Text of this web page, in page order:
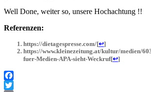
Well Done, weiter so, unsere Hochachtung !!
Referenzen:
https://dietagespresse.com/[↩]
https://www.kleinezeitung.at/kultur/medien/
fuer-Medien-APA-sieht-Weckruf[↩]
Facebook